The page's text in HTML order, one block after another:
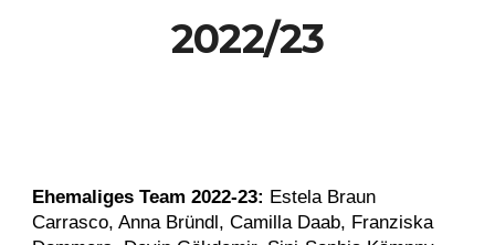
2022/23
Ehemaliges Team 2022-23: Estela Braun
Carrasco, Anna Bründl, Camilla Daab, Franziska